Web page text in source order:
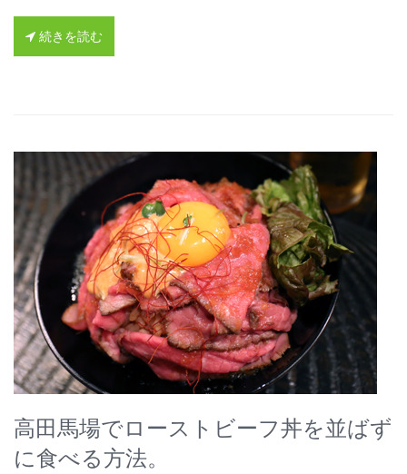
続きを読む
高田馬場でローストビーフ丼を並ばず
に食べる方法。